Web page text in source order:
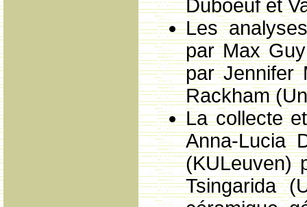
Duboeuf et
Les
par Max
par Jennifer
Rackham
La collecte
Anna-Lucia
(KULeuven)
Tsingarida